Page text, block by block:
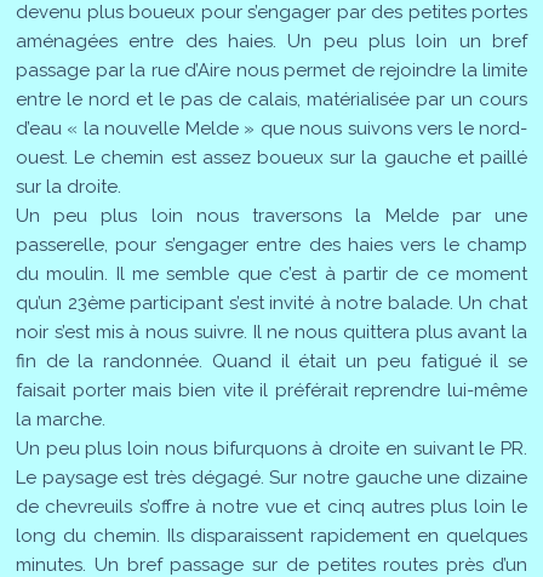
devenu plus boueux pour s’engager par des petites portes
aménagées entre des haies. Un peu plus loin un bref
passage par la rue d’Aire nous permet de rejoindre la limite
entre le nord et le pas de calais, matérialisée par un cours
d’eau « la nouvelle Melde » que nous suivons vers le nord-
ouest. Le chemin est assez boueux sur la gauche et paillé
sur la droite.
Un peu plus loin nous traversons la Melde par une
passerelle, pour s’engager entre des haies vers le champ
du moulin. Il me semble que c’est à partir de ce moment
qu’un 23ème participant s’est invité à notre balade. Un chat
noir s’est mis à nous suivre. Il ne nous quittera plus avant la
fin de la randonnée. Quand il était un peu fatigué il se
faisait porter mais bien vite il préférait reprendre lui-même
la marche.
Un peu plus loin nous bifurquons à droite en suivant le PR.
Le paysage est très dégagé. Sur notre gauche une dizaine
de chevreuils s’offre à notre vue et cinq autres plus loin le
long du chemin. Ils disparaissent rapidement en quelques
minutes. Un bref passage sur de petites routes près d’un